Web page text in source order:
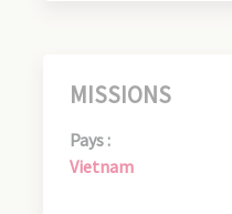
MISSIONS
Pays :
Vietnam